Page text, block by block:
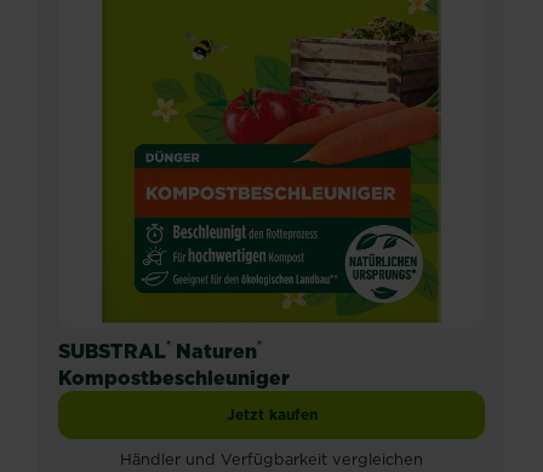
SUBSTRAL® Naturen®
Kompostbeschleuniger
Jetzt kaufenSUBSTRAL® Naturen®
Händler und Verfügbarkeit vergleichen